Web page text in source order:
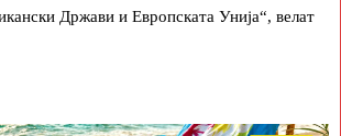
Држави и Европската Унија“, велат